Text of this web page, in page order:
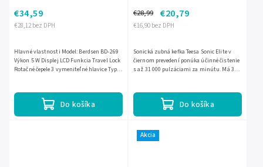
€28,12 bez DPH
€34,59
Do košíka
Hlavné vlastnosti Model: Berdsen BD-269
Výkon 5 W Displej LCD Funkcia Travel Lock
Rotačné čepele 3 vymeniteľné hlavice Typ
€16,90 bez DPH
€28,99 €20,79
Do košíka
Sonická zubná kefka Teesa Sonic Elite v
čiernom prevedení ponúka účinné čistenie
s až 31 000 pulzáciami za minútu. Má 3
Akcia